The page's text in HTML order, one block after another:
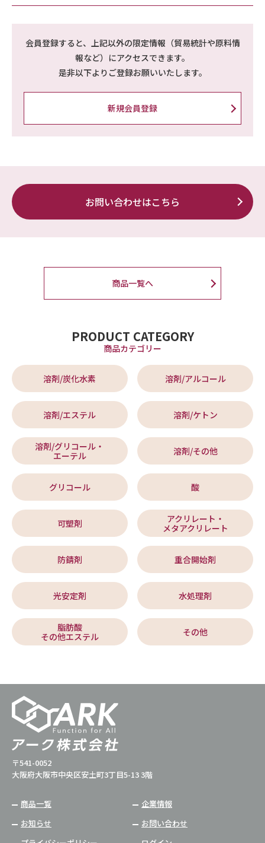
会員登録すると、上記以外の限定情報（貿易統計や原料情
報など）にアクセスできます。
是非以下よりご登録お願いいたします。
新規会員登録
お問い合わせはこちら
商品一覧へ
PRODUCT CATEGORY
商品カテゴリー
溶剤/炭化水素 溶剤/アルコール
溶剤/エステル 溶剤/ケトン
溶剤/グリコール・
エーテル
溶剤/その他
グリコール 酸
可塑剤
アクリレート・
メタアクリレート
防錆剤 重合開始剤
光安定剤 水処理剤
脂肪酸
その他エステル
その他
〒541-0052
大阪府大阪市中央区安土町3丁目5-13 3階
商品一覧
企業情報
お知らせ
お問い合わせ